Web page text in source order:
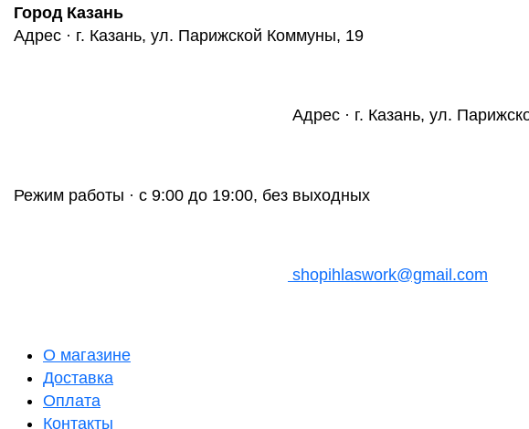
Город Казань
Адрес · г. Казань, ул. Парижской Коммуны, 19
Адрес · г. Казань, ул.
Режим работы · с 9:00 до 19:00, без выходных
shopihlaswork@gmail.com
О магазине
Доставка
Оплата
Контакты